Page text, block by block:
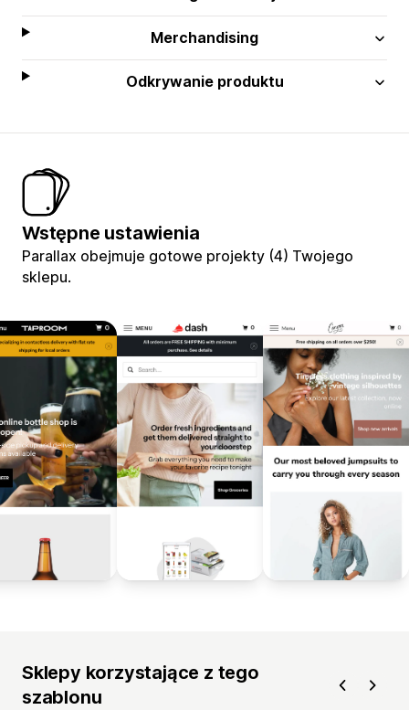
Merchandising
Odkrywanie produktu
Wstępne ustawienia
Parallax obejmuje gotowe projekty (4) Twojego
sklepu.
Sklepy korzystające z tego
szablonu